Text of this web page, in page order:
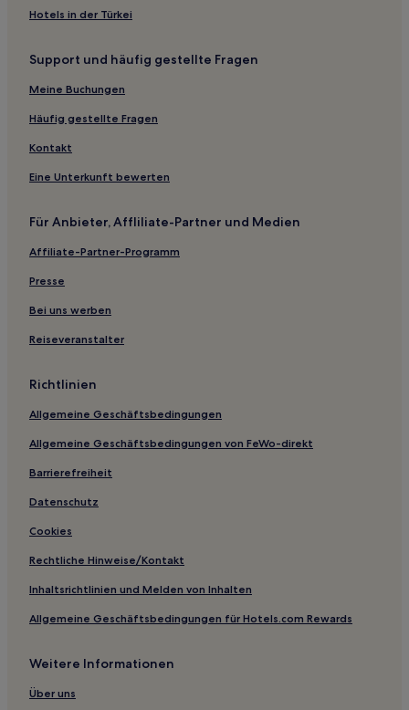
Batsto Hotels
Mystic Island: Hotels
Hotels nahe Historic Smithville & Village Green
Hotels nahe Cape Island Marina
Greenwich Hotels
Hotels nahe Atlantic City
Hotels nahe Cape May Par 3 & Driving Range
Mantua Hotels
Marlton Hotels
Malaga Hotels
Seaville Hotels
Hotels nahe Brighton Beach
Dorothy Hotels
Pemberton Hotels
Hotels nahe Cape May National Golf Club
Hotels nahe Island Beach State Park
Cumberland Hotels
Atlantic County: Hotels
Hotels nahe Bahnhof Hammonton
Bellmawr Hotels
Wildwood Hotels
West Creek Hotels
Hotels in der Türkei
Support und häufig gestellte Fragen
Meine Buchungen
Häufig gestellte Fragen
Kontakt
Eine Unterkunft bewerten
Für Anbieter, Affliliate-Partner und Medien
Affiliate-Partner-Programm
Presse
Bei uns werben
Reiseveranstalter
Richtlinien
Allgemeine Geschäftsbedingungen
Allgemeine Geschäftsbedingungen von FeWo-direkt
Barrierefreiheit
Datenschutz
Cookies
Rechtliche Hinweise/Kontakt
Inhaltsrichtlinien und Melden von Inhalten
Allgemeine Geschäftsbedingungen für Hotels.com Rewards
Weitere Informationen
Über uns